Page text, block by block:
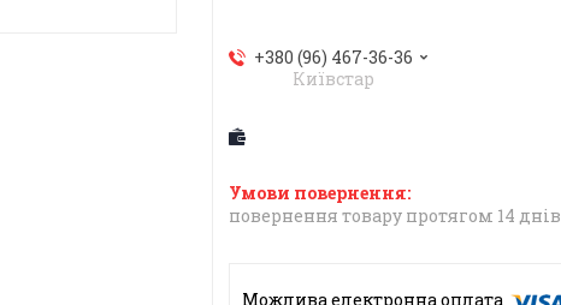
+380 (96) 467-36-36
Київстар
повернення товару протягом 14 днів